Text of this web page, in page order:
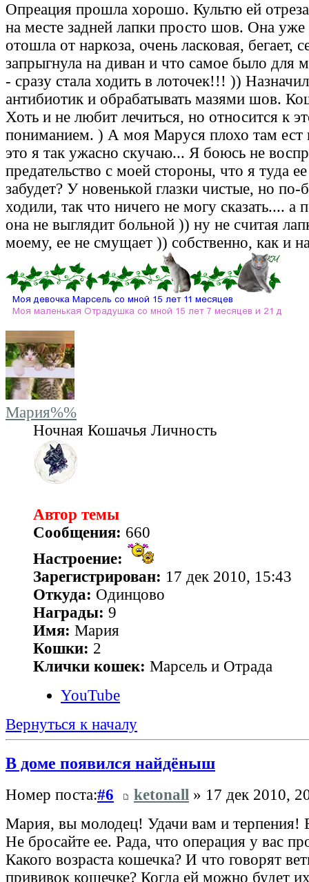
Опреация прошла хорошо. Культю ей
на месте задней лапки просто шов. Она
отошла от наркоза, очень ласковая, бегает,
запрыгнула на диван и что самое было для
- сразу стала ходить в лоточек!!! ))
антибиотик и обрабатывать мазями шов.
Хоть и не любит лечиться, но относится к
пониманием. ) А моя Маруся плохо там ест
это я так ужасно скучаю... Я боюсь не
предательство с моей стороны, что я туда
забудет? У новенькой глазки чистые, но
ходили, так что ничего не могу сказать....
она не выглядит больной )) ну не считая
моему, ее не смущает )) собственно, как и
Мария%%
Ночная Кошачья Личность
Автор темы
Сообщения: 660
Настроение:
Зарегистрирован: 17 дек 2010, 15:43
Откуда: Одинцово
Награды: 9
Имя: Мария
Кошки: 2
Клички кошек: Марсель и Отрада
YouTube
Вернуться к началу
В доме появился найдёныш
Номер поста:#6 ketonall » 17 дек 2010,
Мария, вы молодец! Удачи вам и терпения!
Не бросайте ее. Рада, что операция у вас
Какого возраста кошечка? И что говорят
прививок кошечке? Когда ей можно будет